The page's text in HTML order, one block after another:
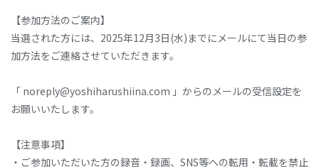
【参加方法のご案内】
当選された方には、2025年12月3日(水)までにメールにて当日の参
加方法をご連絡させていただきます。
「 noreply@yoshiharushiina.com 」からのメールの受信設定を
お願いいたします。
【注意事項】
・ご参加いただいた方の録音・録画、SNS等への転用・転載を禁止